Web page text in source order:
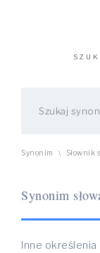
Synonim \ Słownik
Synonim
Inne określenia